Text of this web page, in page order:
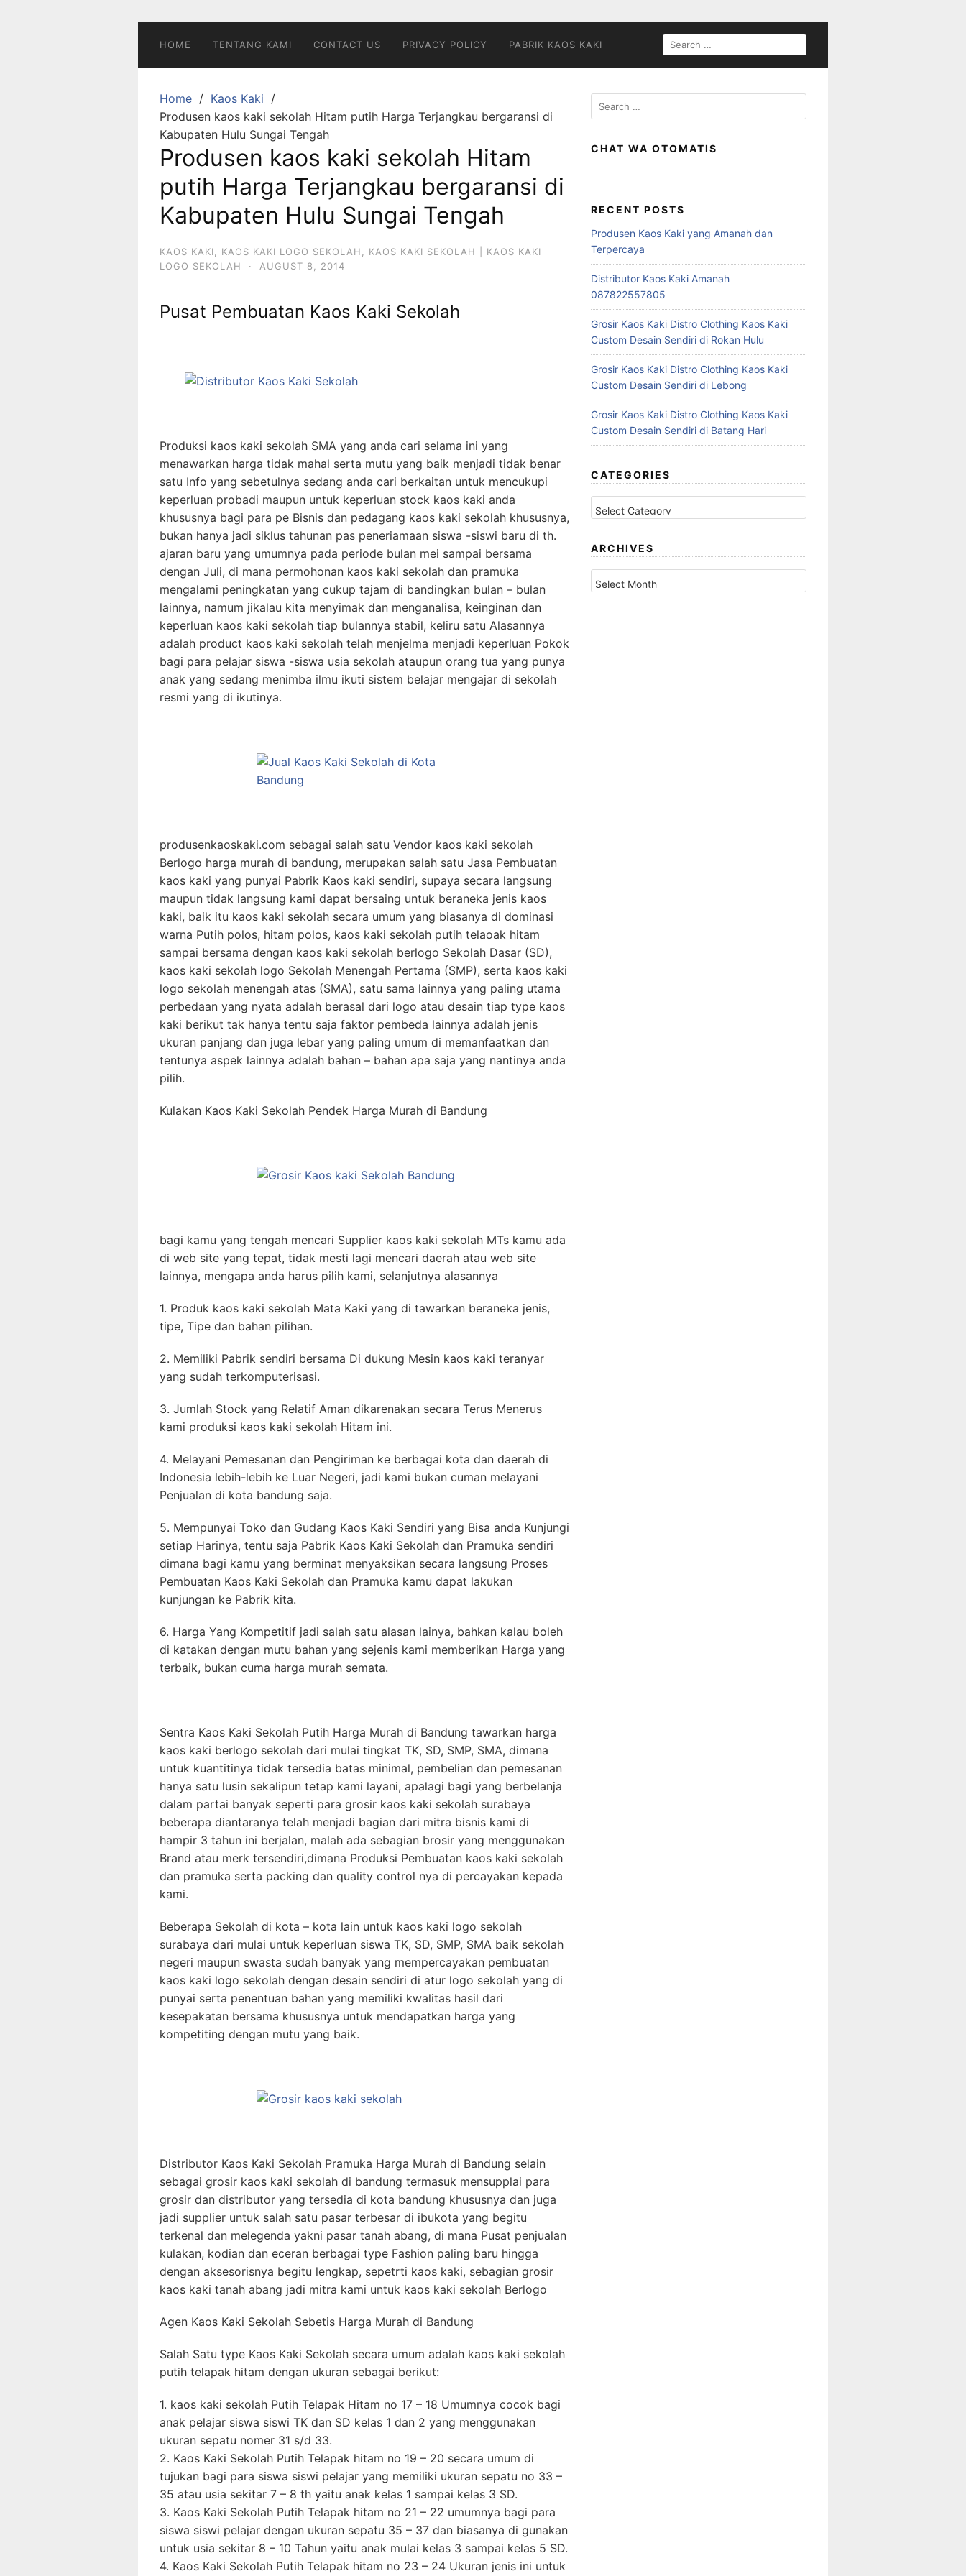
HOME TENTANG KAMI CONTACT US PRIVACY POLICY PABRIK KAOS KAKI
SEARCH
FOR:
Home
Kaos Kaki
Produsen kaos kaki sekolah Hitam putih Harga Terjangkau bergaransi di
Kabupaten Hulu Sungai Tengah
Produsen kaos kaki sekolah Hitam
putih Harga Terjangkau bergaransi di
Kabupaten Hulu Sungai Tengah
KAOS KAKI KAOS KAKI LOGO SEKOLAH
KAOS KAKI SEKOLAH | KAOS KAKI
LOGO SEKOLAH
· AUGUST 8, 2014
Pusat Pembuatan Kaos Kaki Sekolah
Produksi kaos kaki sekolah SMA yang anda cari selama ini yang
menawarkan harga tidak mahal serta mutu yang baik menjadi tidak benar
satu Info yang sebetulnya sedang anda cari berkaitan untuk mencukupi
keperluan probadi maupun untuk keperluan stock kaos kaki anda
khususnya bagi para pe Bisnis dan pedagang kaos kaki sekolah khususnya,
bukan hanya jadi siklus tahunan pas peneriamaan siswa -siswi baru di th.
ajaran baru yang umumnya pada periode bulan mei sampai bersama
dengan Juli, di mana permohonan kaos kaki sekolah dan pramuka
mengalami peningkatan yang cukup tajam di bandingkan bulan – bulan
lainnya, namum jikalau kita menyimak dan menganalisa, keinginan dan
keperluan kaos kaki sekolah tiap bulannya stabil, keliru satu Alasannya
adalah product kaos kaki sekolah telah menjelma menjadi keperluan Pokok
bagi para pelajar siswa -siswa usia sekolah ataupun orang tua yang punya
anak yang sedang menimba ilmu ikuti sistem belajar mengajar di sekolah
resmi yang di ikutinya.
produsenkaoskaki.com sebagai salah satu Vendor kaos kaki sekolah
Berlogo harga murah di bandung, merupakan salah satu Jasa Pembuatan
kaos kaki yang punyai Pabrik Kaos kaki sendiri, supaya secara langsung
maupun tidak langsung kami dapat bersaing untuk beraneka jenis kaos
kaki, baik itu kaos kaki sekolah secara umum yang biasanya di dominasi
warna Putih polos, hitam polos, kaos kaki sekolah putih telaoak hitam
sampai bersama dengan kaos kaki sekolah berlogo Sekolah Dasar (SD),
kaos kaki sekolah logo Sekolah Menengah Pertama (SMP), serta kaos kaki
logo sekolah menengah atas (SMA), satu sama lainnya yang paling utama
perbedaan yang nyata adalah berasal dari logo atau desain tiap type kaos
kaki berikut tak hanya tentu saja faktor pembeda lainnya adalah jenis
ukuran panjang dan juga lebar yang paling umum di memanfaatkan dan
tentunya aspek lainnya adalah bahan – bahan apa saja yang nantinya anda
pilih.
Kulakan Kaos Kaki Sekolah Pendek Harga Murah di Bandung
bagi kamu yang tengah mencari Supplier kaos kaki sekolah MTs kamu ada
di web site yang tepat, tidak mesti lagi mencari daerah atau web site
lainnya, mengapa anda harus pilih kami, selanjutnya alasannya
1. Produk kaos kaki sekolah Mata Kaki yang di tawarkan beraneka jenis,
tipe, Tipe dan bahan pilihan.
2. Memiliki Pabrik sendiri bersama Di dukung Mesin kaos kaki teranyar
yang sudah terkomputerisasi.
3. Jumlah Stock yang Relatif Aman dikarenakan secara Terus Menerus
kami produksi kaos kaki sekolah Hitam ini.
4. Melayani Pemesanan dan Pengiriman ke berbagai kota dan daerah di
Indonesia lebih-lebih ke Luar Negeri, jadi kami bukan cuman melayani
Penjualan di kota bandung saja.
5. Mempunyai Toko dan Gudang Kaos Kaki Sendiri yang Bisa anda Kunjungi
setiap Harinya, tentu saja Pabrik Kaos Kaki Sekolah dan Pramuka sendiri
dimana bagi kamu yang berminat menyaksikan secara langsung Proses
Pembuatan Kaos Kaki Sekolah dan Pramuka kamu dapat lakukan
kunjungan ke Pabrik kita.
6. Harga Yang Kompetitif jadi salah satu alasan lainya, bahkan kalau boleh
di katakan dengan mutu bahan yang sejenis kami memberikan Harga yang
terbaik, bukan cuma harga murah semata.
Sentra Kaos Kaki Sekolah Putih Harga Murah di Bandung tawarkan harga
kaos kaki berlogo sekolah dari mulai tingkat TK, SD, SMP, SMA, dimana
untuk kuantitinya tidak tersedia batas minimal, pembelian dan pemesanan
hanya satu lusin sekalipun tetap kami layani, apalagi bagi yang berbelanja
dalam partai banyak seperti para grosir kaos kaki sekolah surabaya
beberapa diantaranya telah menjadi bagian dari mitra bisnis kami di
hampir 3 tahun ini berjalan, malah ada sebagian brosir yang menggunakan
Brand atau merk tersendiri,dimana Produksi Pembuatan kaos kaki sekolah
dan pramuka serta packing dan quality control nya di percayakan kepada
kami.
Beberapa Sekolah di kota – kota lain untuk kaos kaki logo sekolah
surabaya dari mulai untuk keperluan siswa TK, SD, SMP, SMA baik sekolah
negeri maupun swasta sudah banyak yang mempercayakan pembuatan
kaos kaki logo sekolah dengan desain sendiri di atur logo sekolah yang di
punyai serta penentuan bahan yang memiliki kwalitas hasil dari
kesepakatan bersama khususnya untuk mendapatkan harga yang
kompetiting dengan mutu yang baik.
Distributor Kaos Kaki Sekolah Pramuka Harga Murah di Bandung selain
sebagai grosir kaos kaki sekolah di bandung termasuk mensupplai para
grosir dan distributor yang tersedia di kota bandung khususnya dan juga
jadi supplier untuk salah satu pasar terbesar di ibukota yang begitu
terkenal dan melegenda yakni pasar tanah abang, di mana Pusat penjualan
kulakan, kodian dan eceran berbagai type Fashion paling baru hingga
dengan aksesorisnya begitu lengkap, sepetrti kaos kaki, sebagian grosir
kaos kaki tanah abang jadi mitra kami untuk kaos kaki sekolah Berlogo
Agen Kaos Kaki Sekolah Sebetis Harga Murah di Bandung
Salah Satu type Kaos Kaki Sekolah secara umum adalah kaos kaki sekolah
putih telapak hitam dengan ukuran sebagai berikut:
1. kaos kaki sekolah Putih Telapak Hitam no 17 – 18 Umumnya cocok bagi
anak pelajar siswa siswi TK dan SD kelas 1 dan 2 yang menggunakan
ukuran sepatu nomer 31 s/d 33.
2. Kaos Kaki Sekolah Putih Telapak hitam no 19 – 20 secara umum di
tujukan bagi para siswa siswi pelajar yang memiliki ukuran sepatu no 33 –
35 atau usia sekitar 7 – 8 th yaitu anak kelas 1 sampai kelas 3 SD.
3. Kaos Kaki Sekolah Putih Telapak hitam no 21 – 22 umumnya bagi para
siswa siswi pelajar dengan ukuran sepatu 35 – 37 dan biasanya di gunakan
untuk usia sekitar 8 – 10 Tahun yaitu anak mulai kelas 3 sampai kelas 5 SD.
4. Kaos Kaki Sekolah Putih Telapak hitam no 23 – 24 Ukuran jenis ini untuk
Search
for:
CHAT WA OTOMATIS
RECENT POSTS
Produsen Kaos Kaki yang Amanah dan
Terpercaya
Distributor Kaos Kaki Amanah
087822557805
Grosir Kaos Kaki Distro Clothing Kaos Kaki
Custom Desain Sendiri di Rokan Hulu
Grosir Kaos Kaki Distro Clothing Kaos Kaki
Custom Desain Sendiri di Lebong
Grosir Kaos Kaki Distro Clothing Kaos Kaki
Custom Desain Sendiri di Batang Hari
CATEGORIES
Categories
ARCHIVES
Archives